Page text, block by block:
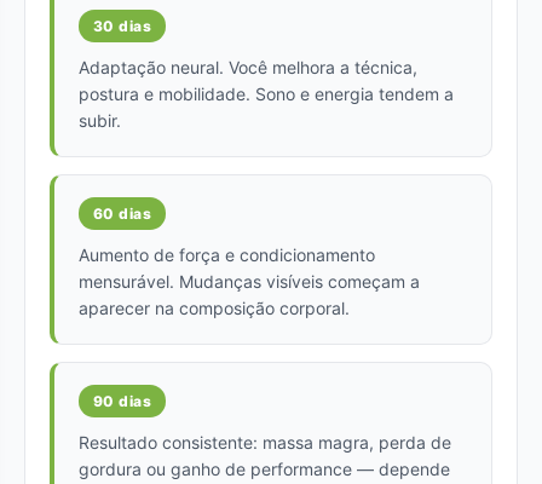
30 dias
Adaptação neural. Você melhora a técnica,
postura e mobilidade. Sono e energia tendem a
subir.
60 dias
Aumento de força e condicionamento
mensurável. Mudanças visíveis começam a
aparecer na composição corporal.
90 dias
Resultado consistente: massa magra, perda de
gordura ou ganho de performance — depende